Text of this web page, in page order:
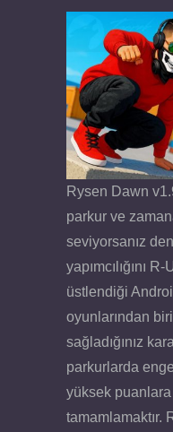
Rysen Dawn
parkur ve
seviyorsanız
yapımcılığını
üstlendiği
oyunlarından
sağladığınız
parkurlarda
yüksek
tamamlamaktır.